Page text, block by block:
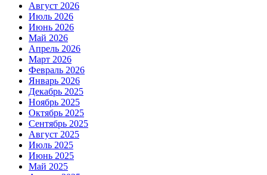
Август 2026
Июль 2026
Июнь 2026
Май 2026
Апрель 2026
Март 2026
Февраль 2026
Январь 2026
Декабрь 2025
Ноябрь 2025
Октябрь 2025
Сентябрь 2025
Август 2025
Июль 2025
Июнь 2025
Май 2025